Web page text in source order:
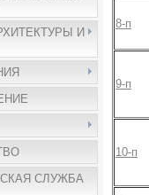
И
СЛУЖБА
8-п
9-п
10-п